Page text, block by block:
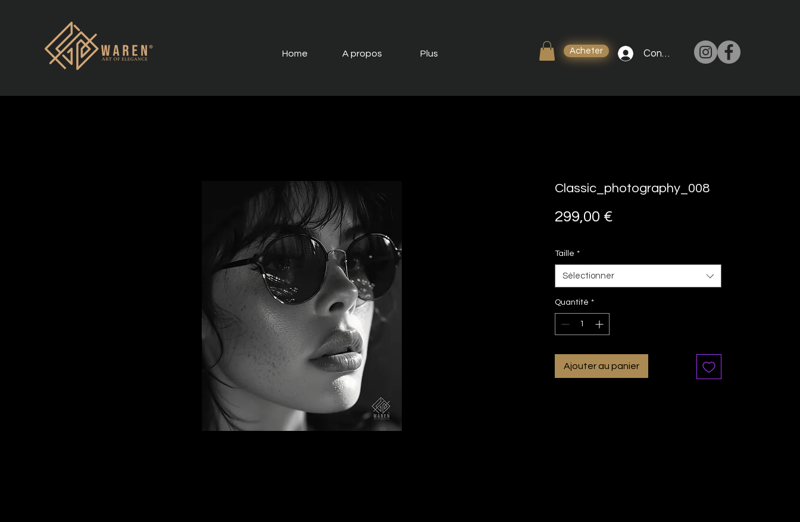
Home A propos Plus Acheter Connexion
Classic_photography_008
299,00 €
Taille *
Sélectionner
Quantité *
Ajouter au panier